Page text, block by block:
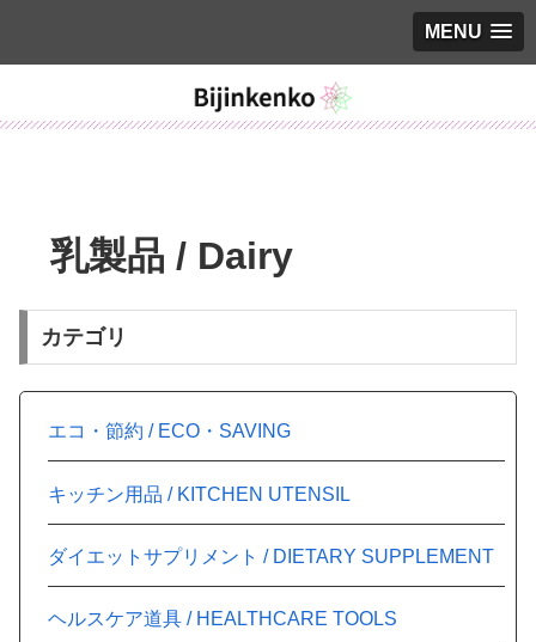
MENU
乳製品 / Dairy
カテゴリ
エコ・節約 / ECO・SAVING
キッチン用品 / KITCHEN UTENSIL
ダイエットサプリメント / DIETARY SUPPLEMENT
ヘルスケア道具 / HEALTHCARE TOOLS